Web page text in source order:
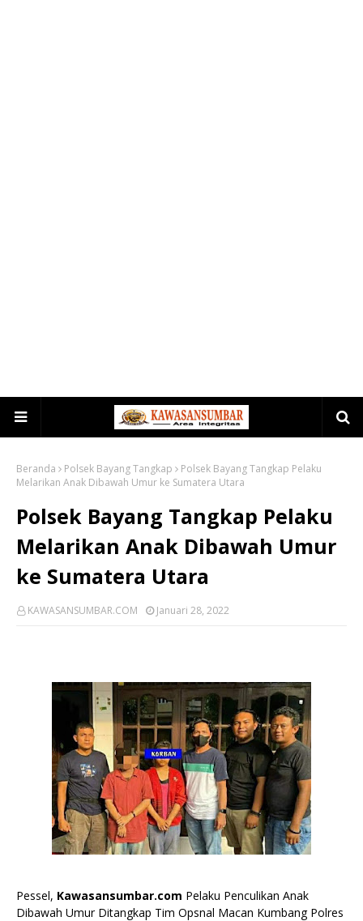
Beranda Polsek Bayang Tangkap
Polsek Bayang Tangkap Pelaku
Melarikan Anak Dibawah Umur ke Sumatera Utara
Polsek Bayang Tangkap Pelaku
Melarikan Anak Dibawah Umur
ke Sumatera Utara
KAWASANSUMBAR.COM Januari 28, 2022
Pessel, Kawasansumbar.com Pelaku Penculikan Anak
Dibawah Umur Ditangkap Tim Opsnal Macan Kumbang Polres